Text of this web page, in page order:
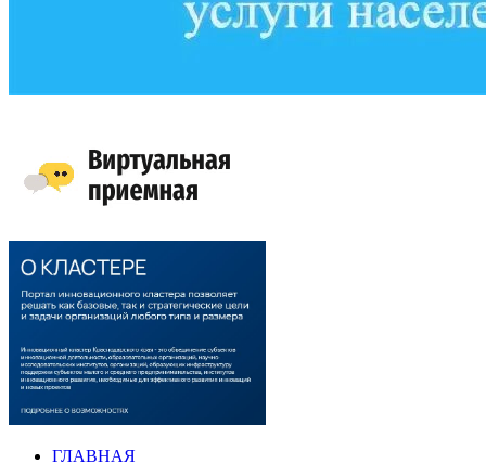
ГЛАВНАЯ